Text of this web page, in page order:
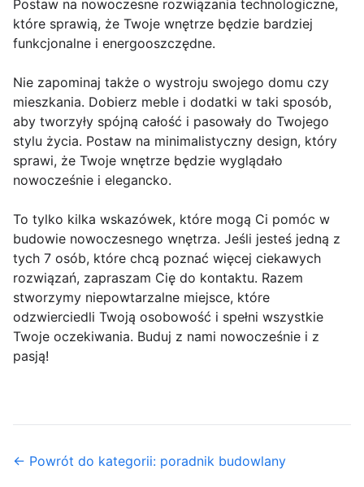
Postaw na nowoczesne rozwiązania technologiczne,
które sprawią, że Twoje wnętrze będzie bardziej
funkcjonalne i energooszczędne.
Nie zapominaj także o wystroju swojego domu czy
mieszkania. Dobierz meble i dodatki w taki sposób,
aby tworzyły spójną całość i pasowały do Twojego
stylu życia. Postaw na minimalistyczny design, który
sprawi, że Twoje wnętrze będzie wyglądało
nowocześnie i elegancko.
To tylko kilka wskazówek, które mogą Ci pomóc w
budowie nowoczesnego wnętrza. Jeśli jesteś jedną z
tych 7 osób, które chcą poznać więcej ciekawych
rozwiązań, zapraszam Cię do kontaktu. Razem
stworzymy niepowtarzalne miejsce, które
odzwierciedli Twoją osobowość i spełni wszystkie
Twoje oczekiwania. Buduj z nami nowocześnie i z
pasją!
← Powrót do kategorii: poradnik budowlany